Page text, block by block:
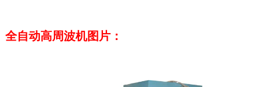
全自动高周波机图片：